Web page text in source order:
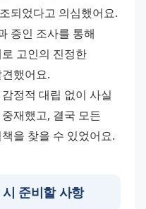
되었다고 의심했어요.
증인 조사를 통해
고인의 진정한
했어요.
정적 대립 없이 사실
재했고, 결국 모든
을 찾을 수 있었어요.
준비할 사항